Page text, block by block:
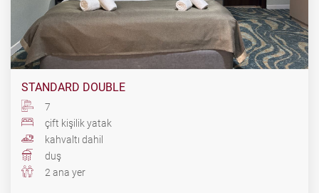
STANDARD DOUBLE
7
çift ​​kişilik yatak
kahvaltı dahil
duş
2 ana yer